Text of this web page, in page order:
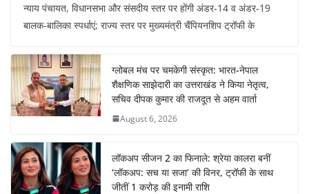
न्याय पंचायत, विधानसभा और संसदीय स्तर पर होंगी अंडर-14 व अंडर-19
बालक-बालिका स्पर्धाएं; राज्य स्तर पर मुख्यमंत्री चैंपियनशिप ट्रॉफी के
ग्लोबल मंच पर चमकेगी संस्कृत: भारत-नेपाल
शैक्षणिक साझेदारी का उत्तराखंड ने किया नेतृत्व,
सचिव दीपक कुमार की राजदूत से अहम वार्ता
August 6, 2026
लॉकअप सीजन 2 का फिनाले: श्रेया कालरा बनीं
‘लॉकअप: सच या सजा’ की विनर, ट्रॉफी के साथ
जीतीं 1 करोड़ की इनामी राशि